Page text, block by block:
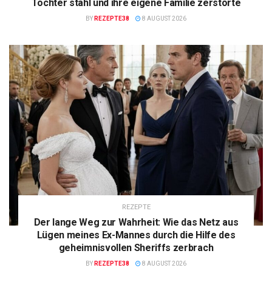
Tochter stahl und ihre eigene Familie zerstörte
BY REZEPTE38 8 AUGUST 2026
REZEPTE
Der lange Weg zur Wahrheit: Wie das Netz aus
Lügen meines Ex-Mannes durch die Hilfe des
geheimnisvollen Sheriffs zerbrach
BY REZEPTE38 8 AUGUST 2026